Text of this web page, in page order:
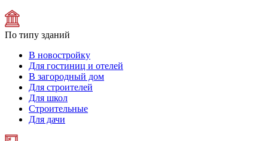
По типу зданий
В новостройку
Для гостиниц и отелей
В загородный дом
Для строителей
Для школ
Строительные
Для дачи